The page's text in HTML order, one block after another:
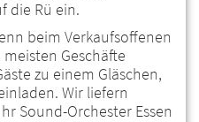
die Rü ein.
beim Verkaufsoffenen
Geschäfte
zu einem Gläschen,
Wir liefern
Sound-Orchester Essen